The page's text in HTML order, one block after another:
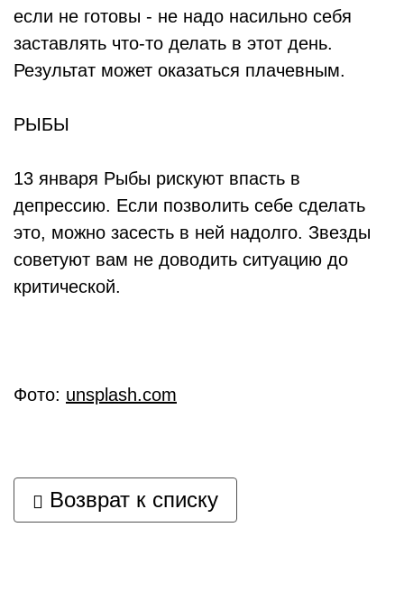
если не готовы - не надо насильно себя
заставлять что-то делать в этот день.
Результат может оказаться плачевным.
РЫБЫ
13 января Рыбы рискуют впасть в
депрессию. Если позволить себе сделать
это, можно засесть в ней надолго. Звезды
советуют вам не доводить ситуацию до
критической.
Фото: unsplash.com
Возврат к списку